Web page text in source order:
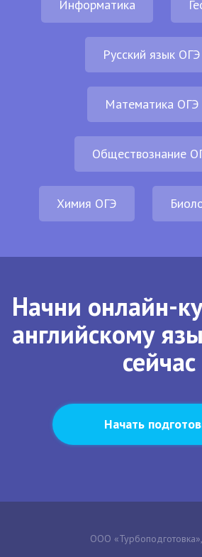
Информатика
Русский язык ОГЭ
Математика ОГЭ
Обществознание
Химия ОГЭ
Начни онлайн-
английскому
сейчас
Начать
ООО